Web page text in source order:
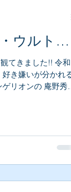
ウルトラ
てきました!! 令和
き嫌いが分かれ
リオンの 庵野秀